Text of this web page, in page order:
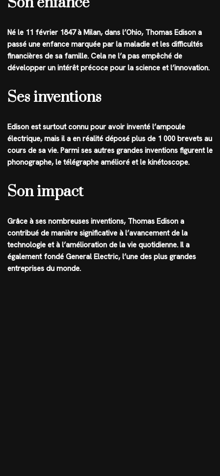
Né le 11 février 1847 à Milan, dans l’Ohio, Thomas Edison a
passé une enfance marquée par la maladie et les difficultés
financières de sa famille. Cela ne l’a pas empêché de
développer un intérêt précoce pour la science et l’innovation.
Ses inventions
Edison est surtout connu pour avoir inventé l’ampoule
électrique, mais il a en réalité déposé plus de 1 000 brevets au
cours de sa vie. Parmi ses autres grandes inventions figurent le
phonographe, le télégraphe amélioré et le kinétoscope.
Son impact
Grâce à ses nombreuses inventions, Thomas Edison a
contribué de manière significative à l’avancement de la
technologie et à l’amélioration de la vie quotidienne. Il a
également fondé General Electric, l’une des plus grandes
entreprises du monde.